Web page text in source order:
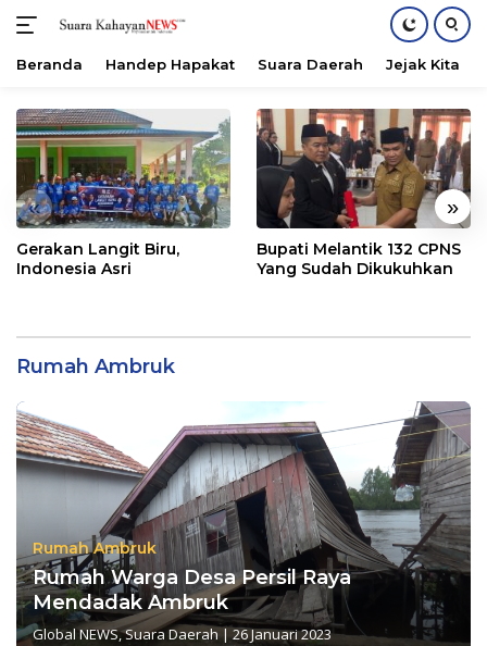
konten
Beranda Handep Hapakat Suara Daerah Jejak Kita
« »
Gerakan Langit Biru,
Indonesia Asri
Bupati Melantik 132 CPNS
Yang Sudah Dikukuhkan
Rumah Ambruk
Rumah Ambruk
Rumah Warga Desa Persil Raya
Mendadak Ambruk
Global NEWS,Suara Daerah|26 Januari 2023